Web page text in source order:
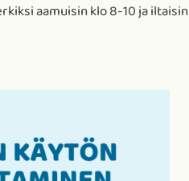
aamuisin klo 8-10 ja iltaisin